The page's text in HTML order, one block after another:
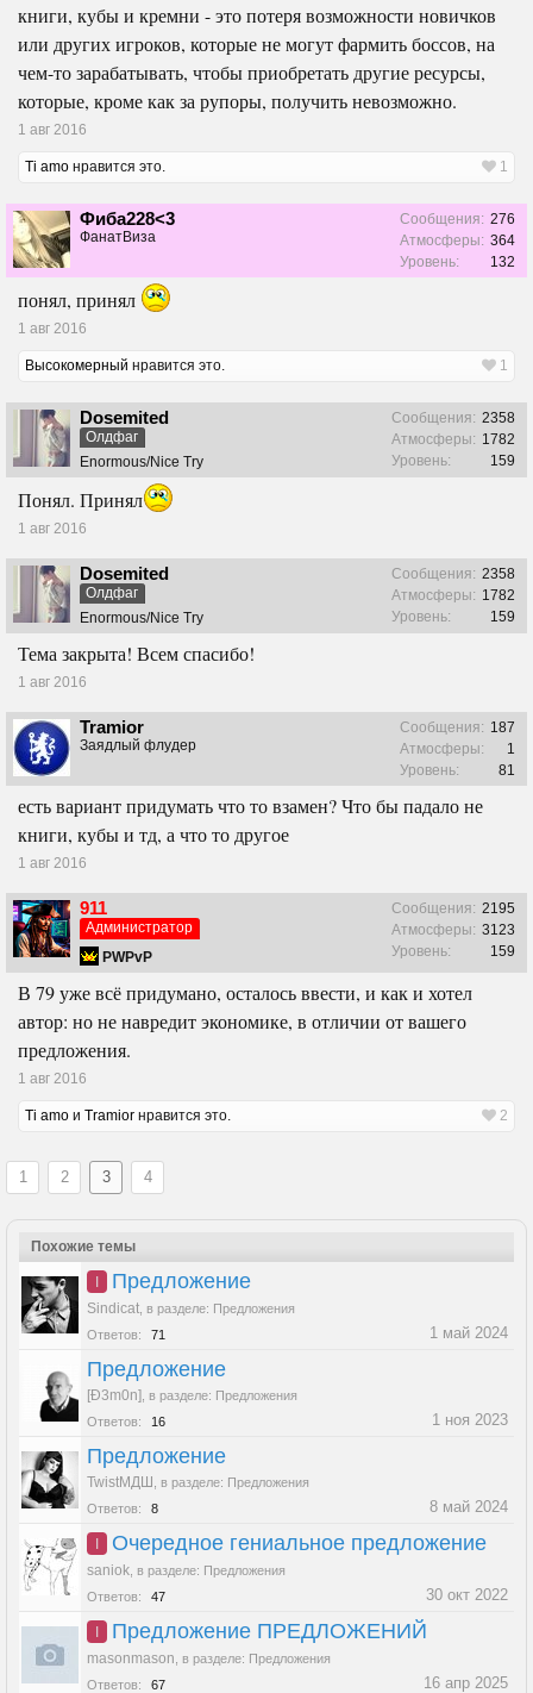
книги, кубы и кремни - это потеря возможности новичков
или других игроков, которые не могут фармить боссов, на
чем-то зарабатывать, чтобы приобретать другие ресурсы,
которые, кроме как за рупоры, получить невозможно.
1 авг 2016
Ti amo нравится это. 1
Фиба228<3
ФанатВиза
Сообщения: 276
Атмосферы: 364
Уровень:
132
понял, принял
1 авг 2016
Высокомерный нравится это. 1
Dosemited
Олдфаг
Enormous/Nice Try
Сообщения: 2358
Атмосферы: 1782
Уровень:
159
Понял. Принял
1 авг 2016
Dosemited
Олдфаг
Enormous/Nice Try
Сообщения: 2358
Атмосферы: 1782
Уровень:
159
Тема закрыта! Всем спасибо!
1 авг 2016
Tramior
Заядлый флудер
Сообщения: 187
Атмосферы:
1
Уровень:
81
есть вариант придумать что то взамен? Что бы падало не
книги, кубы и тд, а что то другое
1 авг 2016
911
Администратор
PWPvP
Сообщения: 2195
Атмосферы: 3123
Уровень:
159
В 79 уже всё придумано, осталось ввести, и как и хотел
автор: но не навредит экономике, в отличии от вашего
предложения.
1 авг 2016
Ti amo и Tramior нравится это. 2
1 2 3 4
Похожие темы
I Предложение
Sindicat в разделе: Предложения
Ответов:
71 1 май 2024
Предложение
[Ð3m0n] в разделе: Предложения
Ответов:
16 1 ноя 2023
Предложение
TwistМДШ в разделе: Предложения
Ответов:
8 8 май 2024
I Очередное гениальное предложение
saniok в разделе: Предложения
Ответов:
47 30 окт 2022
I Предложение ПРЕДЛОЖЕНИЙ
masonmason в разделе: Предложения
Ответов:
67 16 апр 2025